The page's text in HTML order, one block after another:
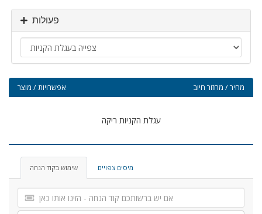
פעולות
אפשרויות / מוצר מחיר / מחזור חיוב
עגלת הקניות ריקה
שימוש בקוד הנחה מיסים צפויים